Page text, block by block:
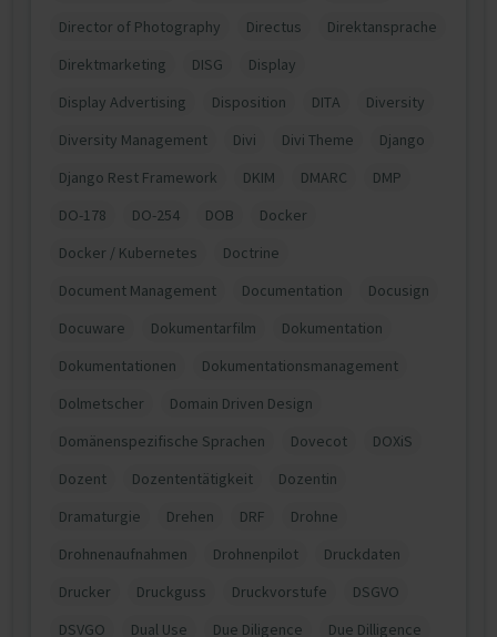
Director of Photography
Directus
Direktansprache
Direktmarketing
DISG
Display
Display Advertising
Disposition DITA
Diversity
Diversity Management
Divi Divi Theme
Django
Django Rest Framework
DKIM DMARC
DMP
DO-178
DO-254 DOB
Docker
Docker / Kubernetes
Doctrine
Document Management
Documentation
Docusign
Docuware
Dokumentarfilm
Dokumentation
Dokumentationen
Dokumentationsmanagement
Dolmetscher
Domain Driven Design
Domänenspezifische Sprachen
Dovecot
DOXiS
Dozent
Dozententätigkeit
Dozentin
Dramaturgie
Drehen DRF
Drohne
Drohnenaufnahmen
Drohnenpilot
Druckdaten
Drucker
Druckguss Druckvorstufe
DSGVO
DSVGO
Dual Use Due Diligence Due Dilligence